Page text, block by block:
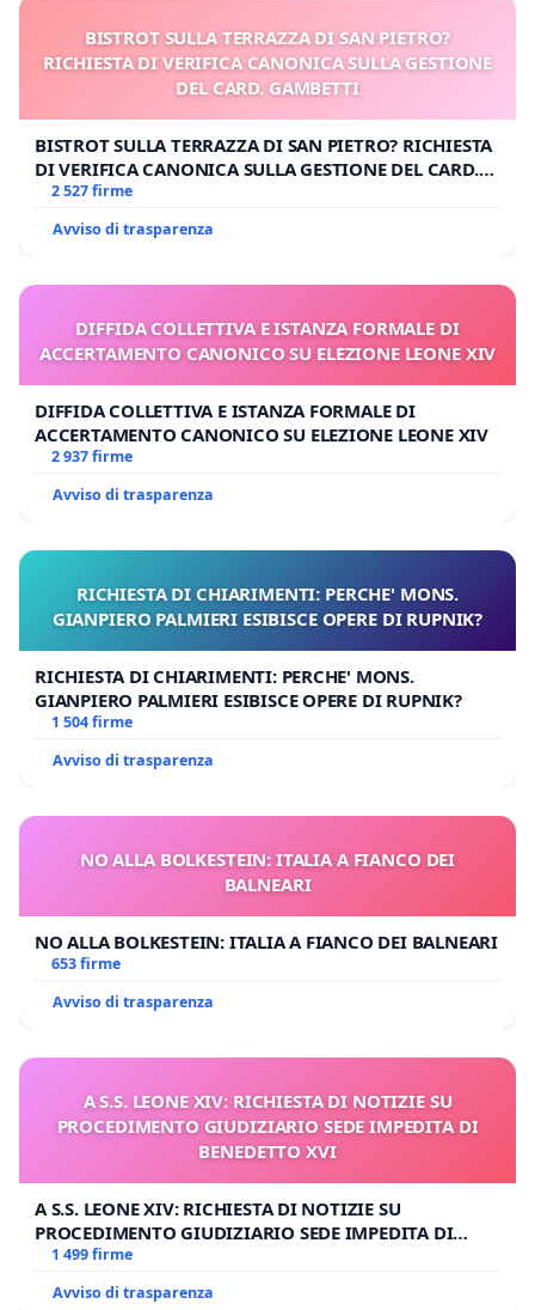
BISTROT SULLA TERRAZZA DI SAN PIETRO?
RICHIESTA DI VERIFICA CANONICA SULLA GESTIONE
DEL CARD. GAMBETTI
BISTROT SULLA TERRAZZA DI SAN PIETRO? RICHIESTA
DI VERIFICA CANONICA SULLA GESTIONE DEL CARD.
GAMBETTI
2 527 firme
Avviso di trasparenza
DIFFIDA COLLETTIVA E ISTANZA FORMALE DI
ACCERTAMENTO CANONICO SU ELEZIONE LEONE XIV
DIFFIDA COLLETTIVA E ISTANZA FORMALE DI
ACCERTAMENTO CANONICO SU ELEZIONE LEONE XIV
2 937 firme
Avviso di trasparenza
RICHIESTA DI CHIARIMENTI: PERCHE' MONS.
GIANPIERO PALMIERI ESIBISCE OPERE DI RUPNIK?
RICHIESTA DI CHIARIMENTI: PERCHE' MONS.
GIANPIERO PALMIERI ESIBISCE OPERE DI RUPNIK?
1 504 firme
Avviso di trasparenza
NO ALLA BOLKESTEIN: ITALIA A FIANCO DEI
BALNEARI
NO ALLA BOLKESTEIN: ITALIA A FIANCO DEI BALNEARI
653 firme
Avviso di trasparenza
A S.S. LEONE XIV: RICHIESTA DI NOTIZIE SU
PROCEDIMENTO GIUDIZIARIO SEDE IMPEDITA DI
BENEDETTO XVI
A S.S. LEONE XIV: RICHIESTA DI NOTIZIE SU
PROCEDIMENTO GIUDIZIARIO SEDE IMPEDITA DI
BENEDETTO XVI
1 499 firme
Avviso di trasparenza